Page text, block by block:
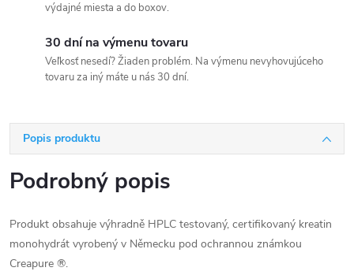
výdajné miesta a do boxov.
30 dní na výmenu tovaru
Veľkosť nesedí? Žiaden problém. Na výmenu nevyhovujúceho
tovaru za iný máte u nás 30 dní.
Popis produktu
Podrobný popis
Produkt obsahuje výhradně HPLC testovaný, certifikovaný kreatin
monohydrát vyrobený v Německu pod ochrannou známkou
Creapure ®.